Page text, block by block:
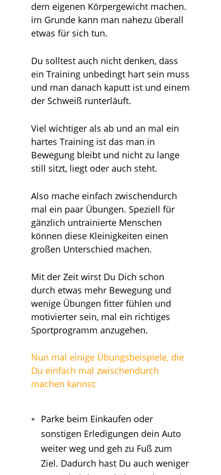
dem eigenen Körpergewicht machen.
im Grunde kann man nahezu überall
etwas für sich tun.
Du solltest auch nicht denken, dass
ein Training unbedingt hart sein muss
und man danach kaputt ist und einem
der Schweiß runterläuft.
Viel wichtiger als ab und an mal ein
hartes Training ist das man in
Bewegung bleibt und nicht zu lange
still sitzt, liegt oder auch steht.
Also mache einfach zwischendurch
mal ein paar Übungen. Speziell für
gänzlich untrainierte Menschen
können diese Kleinigkeiten einen
großen Unterschied machen.
Mit der Zeit wirst Du Dich schon
durch etwas mehr Bewegung und
wenige Übungen fitter fühlen und
motivierter sein, mal ein richtiges
Sportprogramm anzugehen.
Nun mal einige Übungsbeispiele, die
Du einfach mal zwischendurch
machen kannst:
Parke beim Einkaufen oder
sonstigen Erledigungen dein Auto
weiter weg und geh zu Fuß zum
Ziel. Dadurch hast Du auch weniger